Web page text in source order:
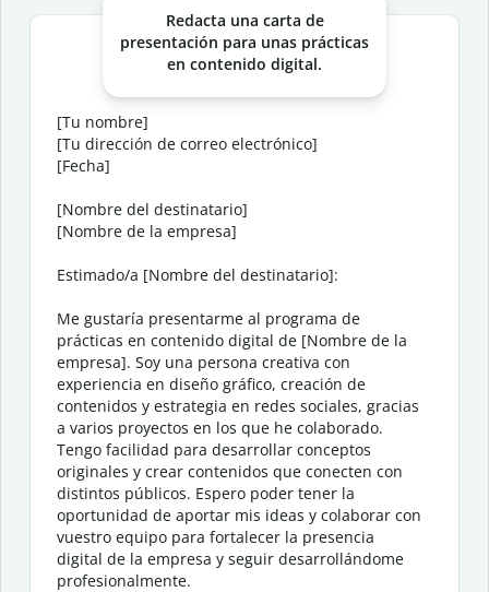
Redacta una carta de
presentación para unas prácticas
en contenido digital.
[Tu nombre]
[Tu dirección de correo electrónico]
[Fecha]
[Nombre del destinatario]
[Nombre de la empresa]
Estimado/a [Nombre del destinatario]:
Me gustaría presentarme al programa de
prácticas en contenido digital de [Nombre de la
empresa]. Soy una persona creativa con
experiencia en diseño gráfico, creación de
contenidos y estrategia en redes sociales, gracias
a varios proyectos en los que he colaborado.
Tengo facilidad para desarrollar conceptos
originales y crear contenidos que conecten con
distintos públicos. Espero poder tener la
oportunidad de aportar mis ideas y colaborar con
vuestro equipo para fortalecer la presencia
digital de la empresa y seguir desarrollándome
profesionalmente.